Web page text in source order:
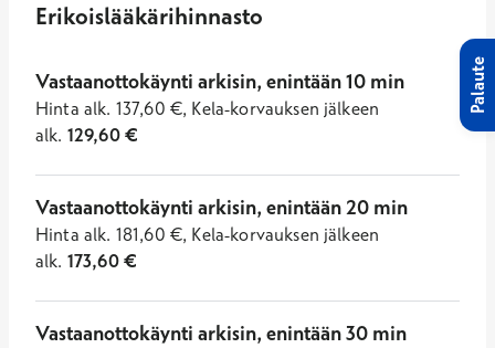
Erikoislääkärihinnasto
Vastaanottokäynti arkisin, enintään 10 min
Hinta alk. 137,60 €, Kela-korvauksen jälkeen
alk. 129,60€
Vastaanottokäynti arkisin, enintään 20 min
Hinta alk. 181,60 €, Kela-korvauksen jälkeen
alk. 173,60€
Vastaanottokäynti arkisin, enintään 30 min
Palaute